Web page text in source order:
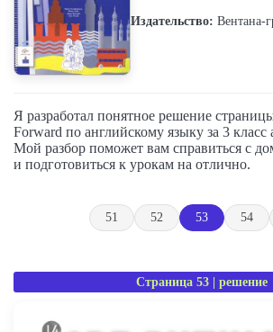
Издательство: Вентана-
Я разработал понятное решение
Forward по английскому языку за 3 класс
Мой разбор поможет вам справиться с
и подготовиться к урокам на отлично.
51 52 53 54
Страница 53 | решение